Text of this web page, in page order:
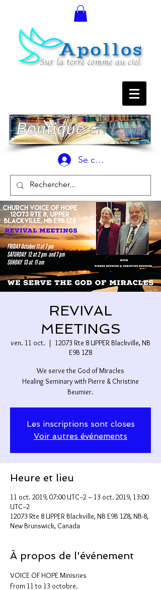
Se connecter
REVIVAL
MEETINGS
ven. 11 oct.
  |
12073 Rte 8 UPPER Blackville, NB
E9B 1Z8
We serve the God of Miracles
Healing Seminary with Pierre & Christine
Beumier.
Les inscriptions sont closes
Voir autres événements
Heure et lieu
11 oct. 2019, 07:00 UTC−2 – 13 oct. 2019, 13:00
UTC−2
12073 Rte 8 UPPER Blackville, NB E9B 1Z8, NB-8,
New Brunswick, Canada
À propos de l'événement
VOICE OF HOPE Minisries
From 11 to 13 octobre.